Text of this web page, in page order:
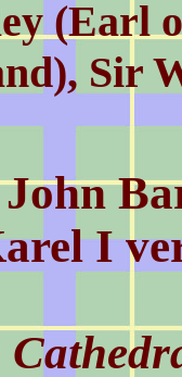
(Earl
Sir
John
I